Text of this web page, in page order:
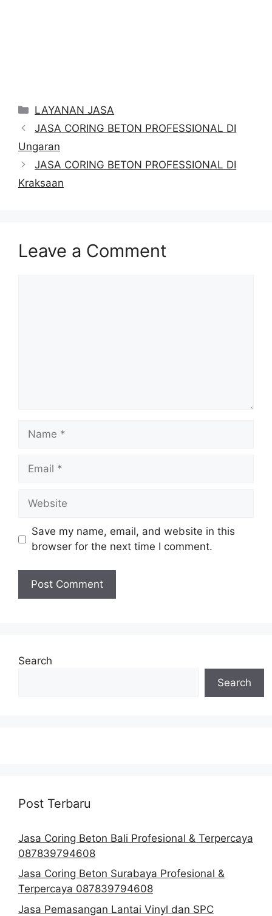
Categories
LAYANAN JASA
JASA CORING BETON PROFESSIONAL DI
Ungaran
JASA CORING BETON PROFESSIONAL DI
Kraksaan
Leave a Comment
Name
Email
Website
Save my name, email, and website in this
browser for the next time I comment.
Search
Search
Post Terbaru
Jasa Coring Beton Bali Profesional & Terpercaya
087839794608
Jasa Coring Beton Surabaya Profesional &
Terpercaya 087839794608
Jasa Pemasangan Lantai Vinyl dan SPC